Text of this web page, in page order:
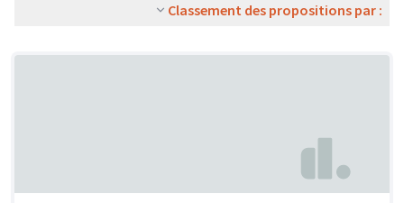
Classement des propositions par :